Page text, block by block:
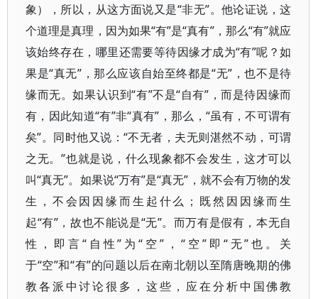
象），所以，从这方面说又是“非无”。他论证说，这
个道理是真理，因为如果“有”是“真有”，那么“有”就应
该始终存在，哪里还需要等待因缘才成为“有”呢？如
果是“真无”，那么应该自始至终都是“无”，也不是待
缘而无。如果认识到“有”不是“自有”，而是待因缘而
有，因此知道“有”非“真有”，那么，“虽有，不可谓有
矣”。同时他又说：“不无者，夫无则湛然不动，可谓
之无。”也就是说，什么现象都不会发生，这才可以
叫“真无”。如果说“万有”是“真无”，就不会有万物的发
生，不会因因缘而生起什么；既然因因缘而生
起“有”，故也不能说是“无”。而万有是假有，本无自
性，即言“自性”为“空”，“空”即“无”也。关
于“空”和“有”的问题以后在南北朝以至隋唐晚期的佛
教各派中讨论很多，这些，应在分析中国佛教